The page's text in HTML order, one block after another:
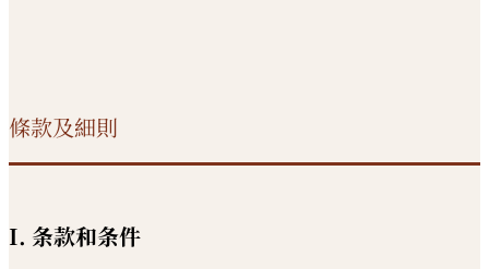
條款及細則
I. 条款和条件